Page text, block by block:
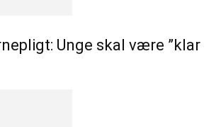
Unge skal være ”klar